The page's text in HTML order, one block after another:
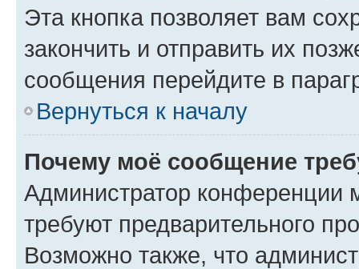
Эта кнопка позволяет вам
закончить и отправить их
сообщения перейдите в
Вернуться к началу
Почему моё сообщение
Администратор конференции
требуют предварительного
Возможно также, что